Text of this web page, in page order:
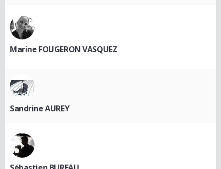
Marine FOUGERON VASQUEZ
Sandrine AUREY